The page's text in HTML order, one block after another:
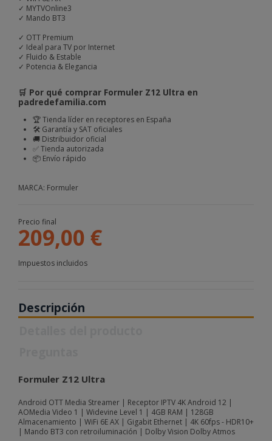
✓ MYTVOnline3
✓ Mando BT3
✓ OTT Premium
✓ Ideal para TV por Internet
✓ Fluido & Estable
✓ Potencia & Elegancia
🛒 Por qué comprar Formuler Z12 Ultra en
padredefamilia.com
🏆 Tienda líder en receptores en España
🛠️ Garantía y SAT oficiales
🚚 Distribuidor oficial
✅ Tienda autorizada
📦 Envío rápido
MARCA: Formuler
Precio final
209,00 €
Impuestos incluidos
Descripción
Formuler Z12 Ultra
Android OTT Media Streamer | Receptor IPTV 4K Android 12 |
AOMedia Video 1 | Widevine Level 1 | 4GB RAM | 128GB
Almacenamiento | WiFi 6E AX | Gigabit Ethernet | 4K 60fps - HDR10+
| Mando BT3 con retroiluminación | Dolby Vision Dolby Atmos